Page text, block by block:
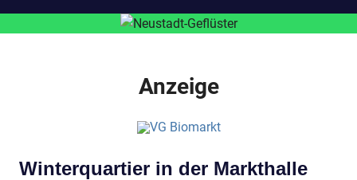
Anzeige
Winterquartier in der Markthalle